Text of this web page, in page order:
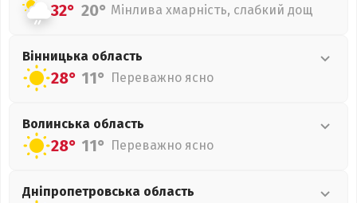
32° 20° Мінлива хмарність, слабкий дощ
Вінницька область
28° 11° Переважно ясно
Волинська область
28° 11° Переважно ясно
Дніпропетровська область